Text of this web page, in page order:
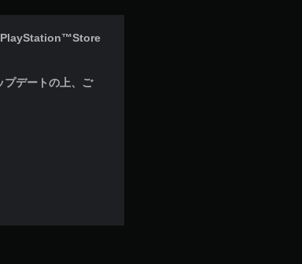
PlayStation™Store
プデートの上、ご